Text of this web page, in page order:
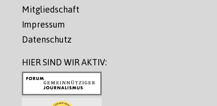
Mitgliedschaft
Impressum
Datenschutz
HIER SIND WIR AKTIV: